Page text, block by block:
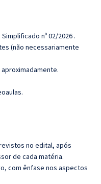
nº 02/2026 .
(não necessariamente
no edital, após
de cada matéria.
com ênfase nos aspectos